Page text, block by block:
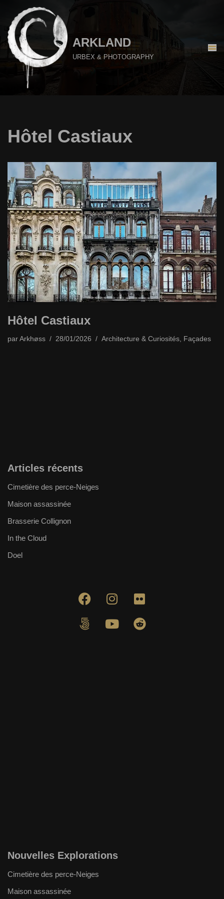
Aller
au
contenu
ARKLAND
URBEX & PHOTOGRAPHY
Hôtel Castiaux
Hôtel Castiaux
par Arkhøss 28/01/2026 Architecture & Curiosités Façades
Articles récents
Cimetière des perce-Neiges
Maison assassinée
Brasserie Collignon
In the Cloud
Doel
Nouvelles Explorations
Cimetière des perce-Neiges
Maison assassinée